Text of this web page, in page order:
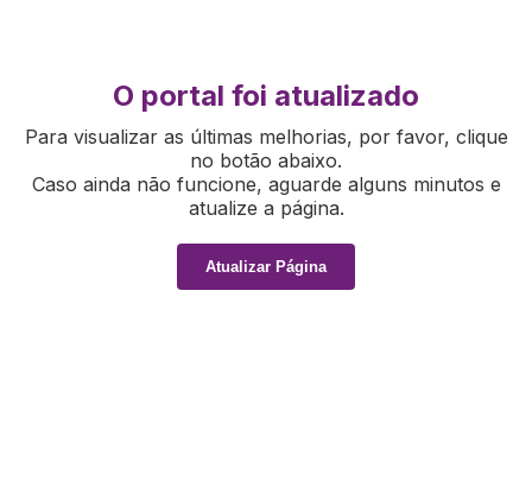
O portal foi atualizado
Para visualizar as últimas melhorias, por favor, clique
no botão abaixo.
Caso ainda não funcione, aguarde alguns minutos e
atualize a página.
Atualizar Página